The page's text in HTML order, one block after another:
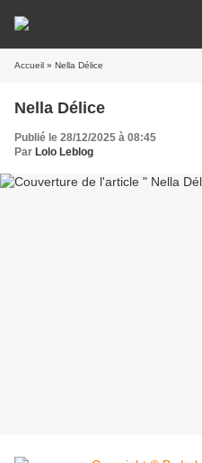
Accueil » Nella Délice
Nella Délice
Publié le 28/12/2025 à 08:45
Par Lolo Leblog